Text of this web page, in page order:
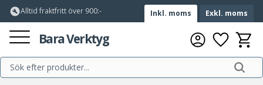
Meny
build_circleAlltid fraktfritt över 900:- Inkl. moms Exkl. moms
Bara Verktyg